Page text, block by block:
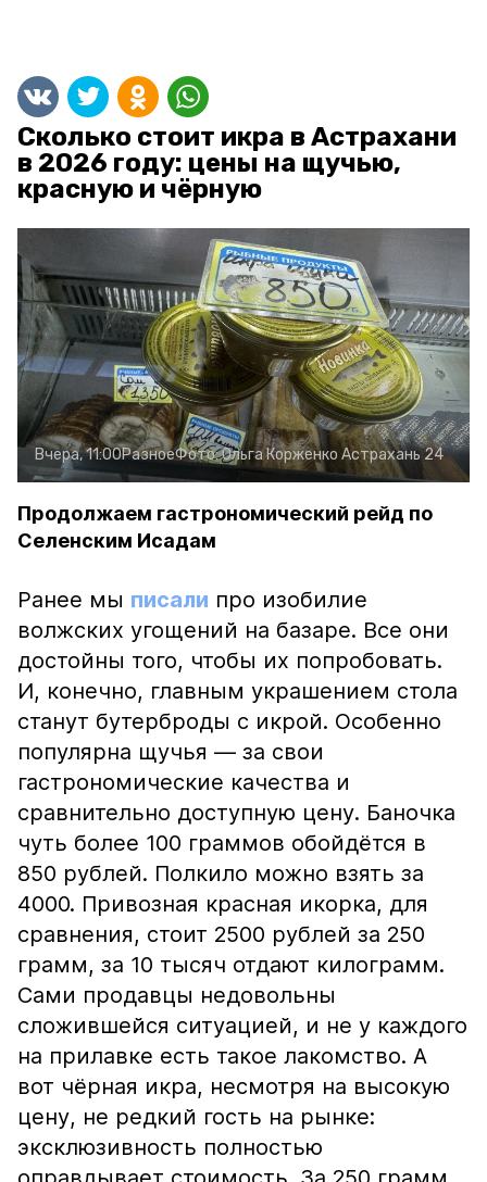
Сколько стоит икра в Астрахани
в 2026 году: цены на щучью,
красную и чёрную
Вчера, 11:00РазноеФото:Ольга Корженко Астрахань 24
Продолжаем гастрономический рейд по
Селенским Исадам
Ранее мы писали про изобилие
волжских угощений на базаре. Все они
достойны того, чтобы их попробовать.
И, конечно, главным украшением стола
станут бутерброды с икрой. Особенно
популярна щучья — за свои
гастрономические качества и
сравнительно доступную цену. Баночка
чуть более 100 граммов обойдётся в
850 рублей. Полкило можно взять за
4000. Привозная красная икорка, для
сравнения, стоит 2500 рублей за 250
грамм, за 10 тысяч отдают килограмм.
Сами продавцы недовольны
сложившейся ситуацией, и не у каждого
на прилавке есть такое лакомство. А
вот чёрная икра, несмотря на высокую
цену, не редкий гость на рынке:
эксклюзивность полностью